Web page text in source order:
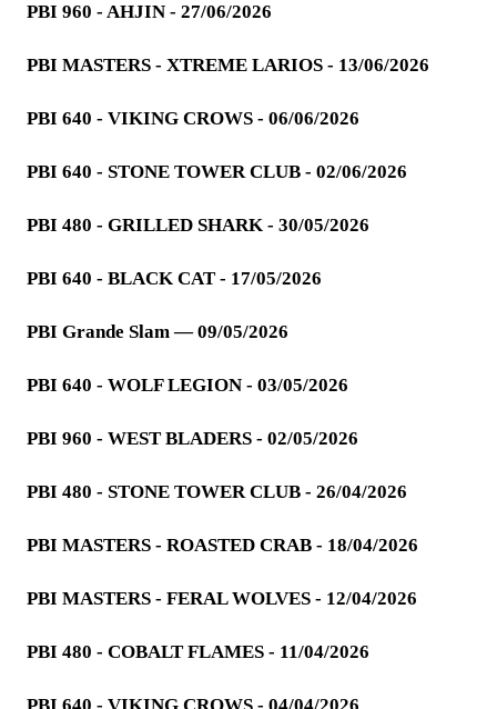
PBI 960 - AHJIN - 27/06/2026
PBI MASTERS - XTREME LARIOS - 13/06/2026
PBI 640 - VIKING CROWS - 06/06/2026
PBI 640 - STONE TOWER CLUB - 02/06/2026
PBI 480 - GRILLED SHARK - 30/05/2026
PBI 640 - BLACK CAT - 17/05/2026
PBI Grande Slam — 09/05/2026
PBI 640 - WOLF LEGION - 03/05/2026
PBI 960 - WEST BLADERS - 02/05/2026
PBI 480 - STONE TOWER CLUB - 26/04/2026
PBI MASTERS - ROASTED CRAB - 18/04/2026
PBI MASTERS - FERAL WOLVES - 12/04/2026
PBI 480 - COBALT FLAMES - 11/04/2026